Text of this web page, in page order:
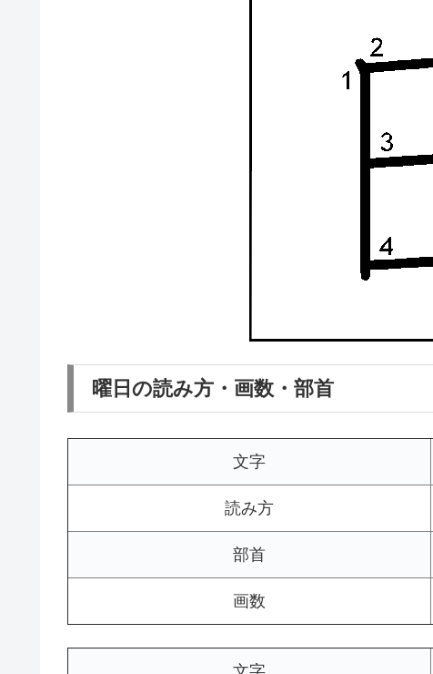
曜日の読み方・画数・部首
文字
読み方
部首
画数